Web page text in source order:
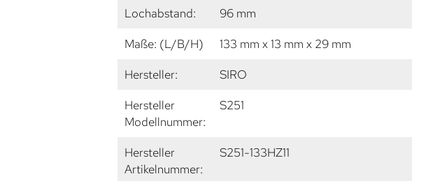
Lochabstand:
96 mm
Maße: (L/B/H)
133 mm x 13 mm x 29 mm
Hersteller:
SIRO
Hersteller
Modellnummer:
S251
Hersteller
Artikelnummer:
S251-133HZ11